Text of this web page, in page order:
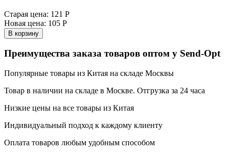
Старая цена: 121 Р
Новая цена: 105 Р
В корзину
Преимущества заказа товаров оптом у Send-Opt
Популярные товары из Китая на складе Москвы
Товар в наличии на складе в Москве. Отгрузка за 24 часа
Низкие цены на все товары из Китая
Индивидуальный подход к каждому клиенту
Оплата товаров любым удобным способом